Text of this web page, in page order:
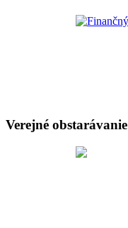
Verejné obstarávanie